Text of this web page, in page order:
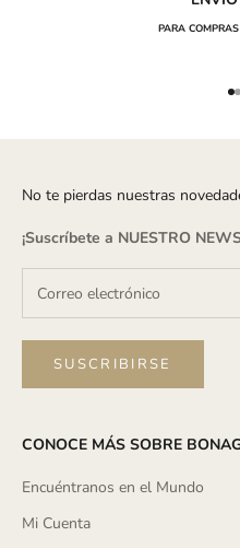
PARA
Ir
No te pierdas nuestras
¡Suscríbete a NUESTRO
SUSCRIBIRSE
CONOCE MÁS SOBRE
Encuéntranos en el Mundo
Mi Cuenta